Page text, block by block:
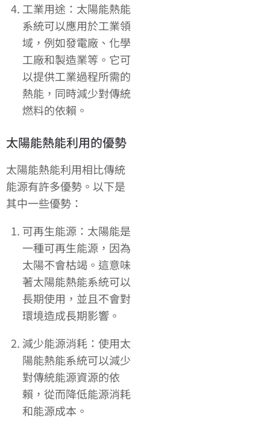
工業用途：太陽能熱能
系統可以應用於工業領
域，例如發電廠、化學
工廠和製造業等。它可
以提供工業過程所需的
熱能，同時減少對傳統
燃料的依賴。
太陽能熱能利用的優勢
太陽能熱能利用相比傳統
能源有許多優勢。以下是
其中一些優勢：
可再生能源：太陽能是
一種可再生能源，因為
太陽不會枯竭。這意味
著太陽能熱能系統可以
長期使用，並且不會對
環境造成長期影響。
減少能源消耗：使用太
陽能熱能系統可以減少
對傳統能源資源的依
賴，從而降低能源消耗
和能源成本。